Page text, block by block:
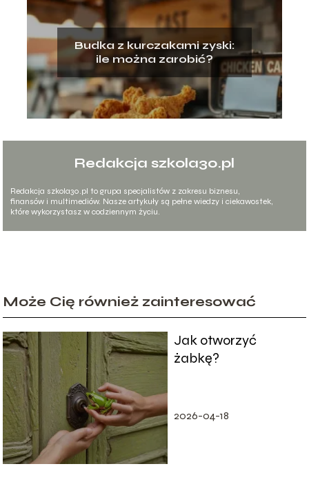
Budka z kurczakami zyski:
ile można zarobić?
Redakcja szkola30.pl
Redakcja szkola30.pl to grupa specjalistów z zakresu biznesu,
finansów i multimediów. Nasze artykuły są pełne wiedzy i ciekawostek,
które wykorzystasz w codziennym życiu.
Może Cię również zainteresować
Jak otworzyć
żabkę?
2026-04-18